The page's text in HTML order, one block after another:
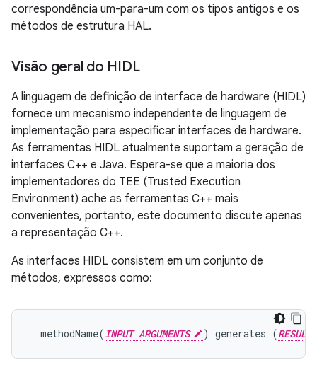
correspondência um-para-um com os tipos antigos e os
métodos de estrutura HAL.
Visão geral do HIDL
A linguagem de definição de interface de hardware (HIDL)
fornece um mecanismo independente de linguagem de
implementação para especificar interfaces de hardware.
As ferramentas HIDL atualmente suportam a geração de
interfaces C++ e Java. Espera-se que a maioria dos
implementadores do TEE (Trusted Execution
Environment) ache as ferramentas C++ mais
convenientes, portanto, este documento discute apenas
a representação C++.
As interfaces HIDL consistem em um conjunto de
métodos, expressos como:
  methodName(
INPUT ARGUMENTS ) generates (RESULT